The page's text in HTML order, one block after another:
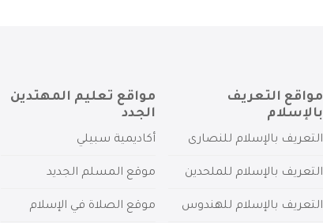
مواقع التعريف
بالإسلام
التعريف بالإسلام للنصارى
التعريف بالإسلام للملحدين
التعريف بالإسلام للهندوس
مواقع تعليم المهتدين
الجدد
أكاديمية سبيلي
موقع المسلم الجديد
موقع الصلاة في الإسلام